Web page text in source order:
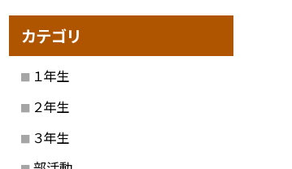
カテゴリ
１年生
２年生
３年生